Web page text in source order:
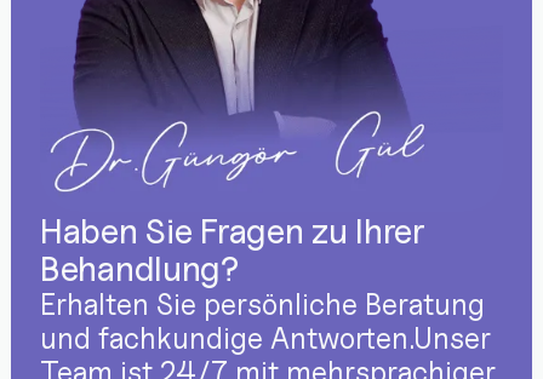
Haben Sie Fragen zu Ihrer
Behandlung?
Erhalten Sie persönliche Beratung
und fachkundige Antworten.Unser
Team ist 24/7 mit mehrsprachiger